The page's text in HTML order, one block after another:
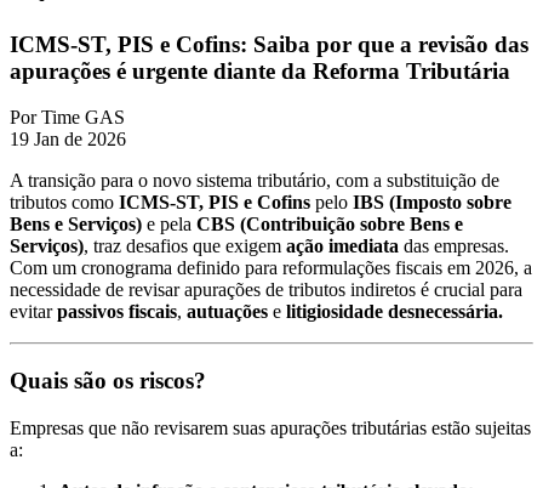
ICMS-ST, PIS e Cofins: Saiba por que a revisão das
apurações é urgente diante da Reforma Tributária
PorTime GAS
19 Jan de 2026
A transição para o novo sistema tributário, com a substituição de
tributos como ICMS-ST, PIS e Cofins pelo IBS (Imposto sobre
Bens e Serviços) e pela CBS (Contribuição sobre Bens e
Serviços), traz desafios que exigem ação imediata das empresas.
Com um cronograma definido para reformulações fiscais em 2026, a
necessidade de revisar apurações de tributos indiretos é crucial para
evitarpassivos fiscais, autuações e litigiosidade desnecessária.
Quais são os riscos?
Empresas que não revisarem suas apurações tributárias estão sujeitas
a: